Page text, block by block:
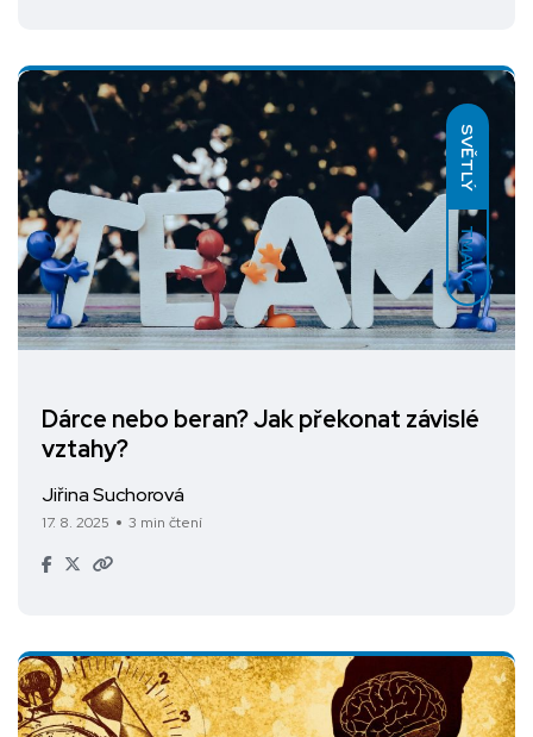
SVĚTLÝ
TMAVÝ
Dárce nebo beran? Jak překonat závislé
vztahy?
Jiřina Suchorová
17. 8. 2025 3 min čtení